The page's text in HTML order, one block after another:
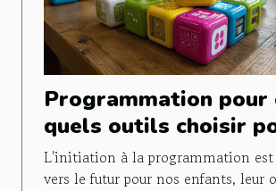
Programmation pour
quels outils choisir
initier vos enfants au
L'initiation à la programmation
vers le futur pour nos enfants, leur